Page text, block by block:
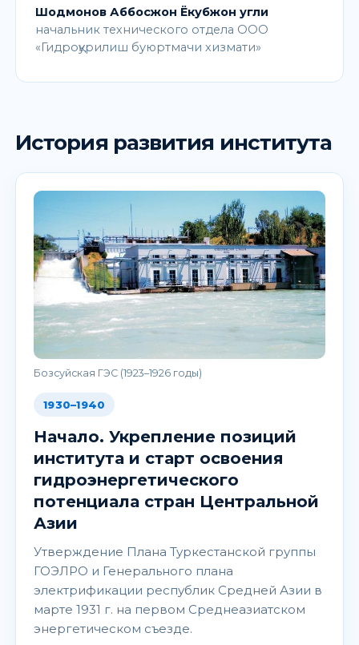
Шодмонов Аббосжон Ёкубжон угли
начальник технического отдела ООО
«Гидроқурилиш буюртмачи хизмати»
История развития института
Бозсуйская ГЭС (1923–1926 годы)
1930–1940
Начало. Укрепление позиций
института и старт освоения
гидроэнергетического
потенциала стран Центральной
Азии
Утверждение Плана Туркестанской группы
ГОЭЛРО и Генерального плана
электрификации республик Средней Азии в
марте 1931 г. на первом Среднеазиатском
энергетическом съезде.